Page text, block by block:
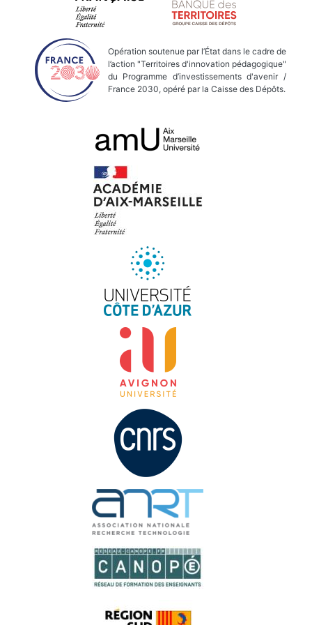
Opération soutenue par l’État dans le cadre de
l’action "Territoires d'innovation pédagogique"
du Programme d’investissements d'avenir /
France 2030, opéré par la Caisse des Dépôts.